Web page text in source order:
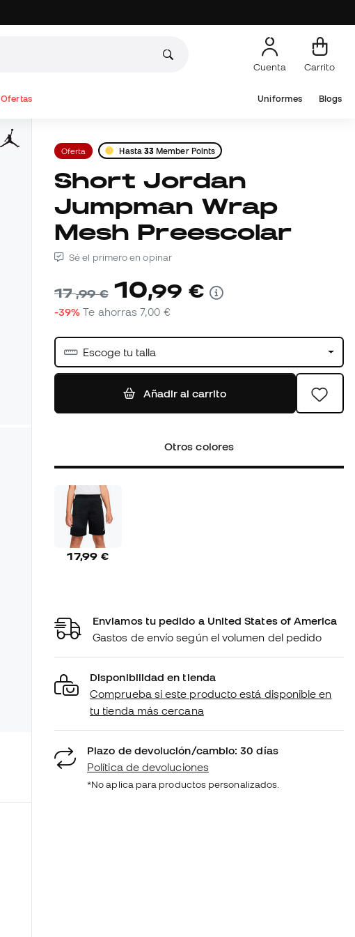
Cuenta Carrito
Ofertas Uniformes Blogs
Oferta Hasta 33 Member Points
Short Jordan
Jumpman Wrap
Mesh Preescolar
Sé el primero en opinar
17,99 € 10,99 €
-39% Te ahorras7,00 €
Escoge tu talla
Añadir al carrito
Otros colores
17,99 €
Enviamos tu pedido a United States of America
Gastos de envío según el volumen del pedido
Disponibilidad en tienda
Comprueba si este producto está disponible en
tu tienda más cercana
Plazo de devolución/cambio: 30 días
Política de devoluciones
*No aplica para productos personalizados.